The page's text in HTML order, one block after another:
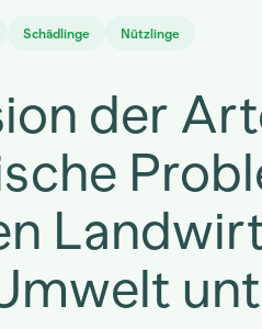
Schädlinge Nützlinge
der